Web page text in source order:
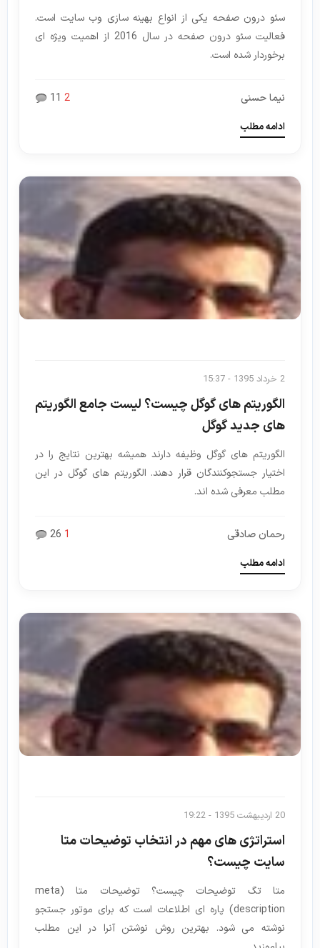
سئو درون صفحه یکی از انواع بهینه سازی وب سایت است.
فعالیت سئو درون صفحه در سال 2016 از اهمیت ویژه ای
برخوردار شده است.
نیما حسنی 11 2
ادامه مطلب
2 خرداد 1395 - 15:37
الگوریتم های گوگل چیست؟ لیست جامع الگوریتم
های جدید گوگل
الگوریتم های گوگل وظیفه دارند همیشه بهترین نتایج را در
اختیار جستجوکنندگان قرار دهند. الگوریتم های گوگل در این
مطلب معرفی شده اند.
رحمان صادقی 26 1
ادامه مطلب
20 اردیبهشت 1395 - 19:22
استراتژی های مهم در انتخاب توضیحات متا
سایت چیست؟
متا تگ توضیحات چیست؟ توضیحات متا (meta
description) پاره ای اطلاعات است که برای موتور جستجو
نوشته می شود. بهترین روش نوشتن آنرا در این مطلب